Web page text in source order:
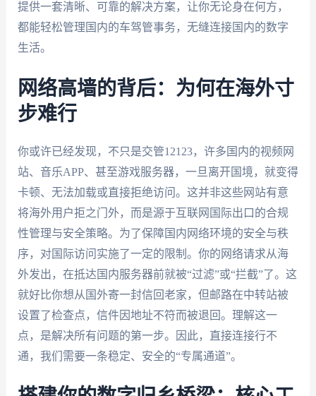
提供一套清晰、可靠的解决方案，让你无论身在何方，
都能轻松管理国内的车驾管事务，无缝连接国内的数字
生活。
网络高墙的背后：为何在海外寸
步难行
你或许已经发现，不只是交管12123，许多国内的视频网
站、音乐APP、甚至游戏服务器，一旦离开国境，就变得
卡顿、无法加载或直接拒绝访问。这并非这些网站有意
将海外用户拒之门外，而是源于互联网国际出口的合规
性管理与安全策略。为了保障国内网络环境的安全与秩
序，对国际访问实施了一定的限制。你的网络请求从海
外发出，在抵达国内服务器前就被“过滤”或“拦截”了。这
就好比你想从国外寄一封信回老家，但邮路在中转站被
设置了检查点，信件因地址不符而被退回。理解这一
点，是解决所有问题的第一步。因此，直接连接行不
通，我们需要一条稳定、安全的“专属通道”。